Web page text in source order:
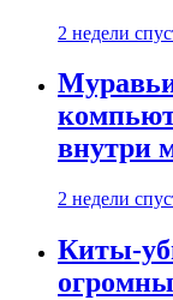
2 недели
внутри
2 недели
Киты-